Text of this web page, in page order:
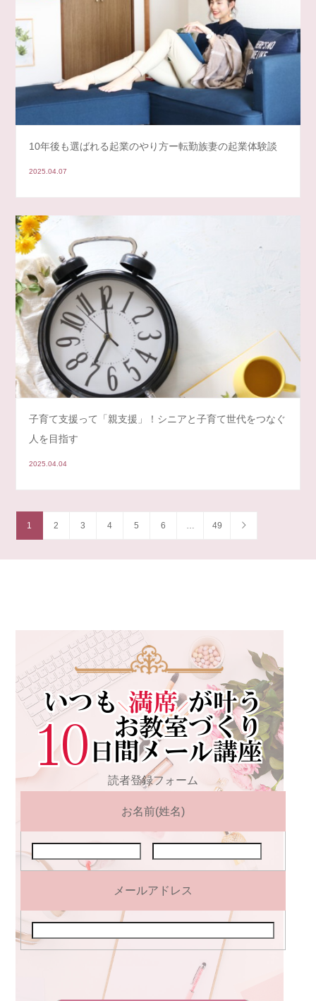
10年後も選ばれる起業のやり方ー転勤族妻の起業体験談
2025.04.07
子育て支援って「親支援」！シニアと子育て世代をつなぐ
人を目指す
2025.04.04
1 2 3 4 5 6 49
読者登録フォーム
お名前(姓名)
メールアドレス